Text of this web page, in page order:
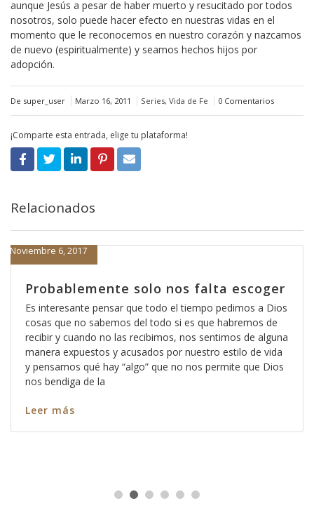
aunque Jesús a pesar de haber muerto y resucitado por todos
nosotros, solo puede hacer efecto en nuestras vidas en el
momento que le reconocemos en nuestro corazón y nazcamos
de nuevo (espiritualmente) y seamos hechos hijos por
adopción.
De super_user Marzo 16, 2011 Series, Vida de Fe 0 Comentarios
¡Comparte esta entrada, elige tu plataforma!
Relacionados
Probablemente solo nos falta escoger
Noviembre 6, 2017
Es interesante pensar que todo el tiempo pedimos a Dios
cosas que no sabemos del todo si es que habremos de
recibir y cuando no las recibimos, nos sentimos de alguna
manera expuestos y acusados por nuestro estilo de vida
y pensamos qué hay “algo” que no nos permite que Dios
nos bendiga de la
Leer más